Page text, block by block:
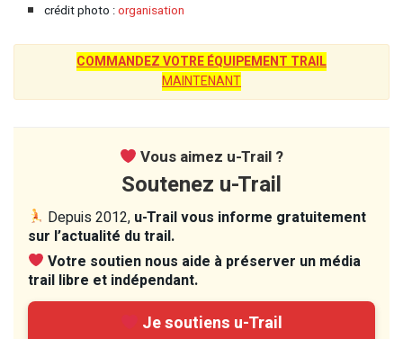
crédit photo :organisation
COMMANDEZ VOTRE ÉQUIPEMENT TRAIL
MAINTENANT
Vous aimez u-Trail ?
Soutenez u-Trail
Depuis 2012, u-Trail vous informe gratuitement
sur l’actualité du trail.
Votre soutien nous aide à préserver un média
trail libre et indépendant.
Je soutiens u-Trail